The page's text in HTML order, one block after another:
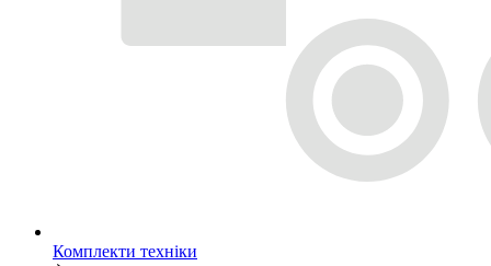
Комплекти техніки